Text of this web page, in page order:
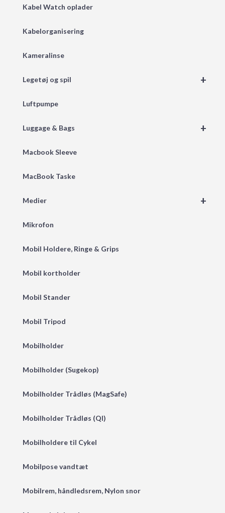
Kabel Watch oplader
Kabelorganisering
Kameralinse
+
Legetøj og spil
Luftpumpe
+
Luggage & Bags
Macbook Sleeve
MacBook Taske
+
Medier
Mikrofon
Mobil Holdere, Ringe & Grips
Mobil kortholder
Mobil Stander
Mobil Tripod
Mobilholder
Mobilholder (Sugekop)
Mobilholder Trådløs (MagSafe)
Mobilholder Trådløs (QI)
Mobilholdere til Cykel
Mobilpose vandtæt
Mobilrem, håndledsrem, Nylon snor